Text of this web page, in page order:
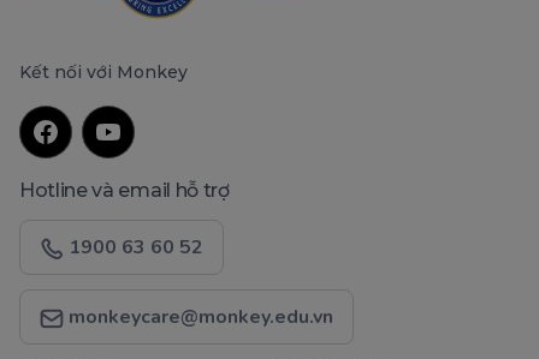
Kết nối với Monkey
Hotline và email hỗ trợ
1900 63 60 52
monkeycare@monkey.edu.vn